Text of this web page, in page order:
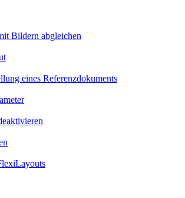
Bildern abgleichen
eines Referenzdokuments